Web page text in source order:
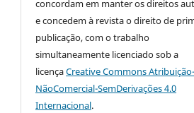
concordam em manter os direitos
e concedem à revista o direito de
publicação, com o trabalho
simultaneamente licenciado sob a
licençaCreative Commons Atribuição-
NãoComercial-SemDerivações 4.0
Internacional.